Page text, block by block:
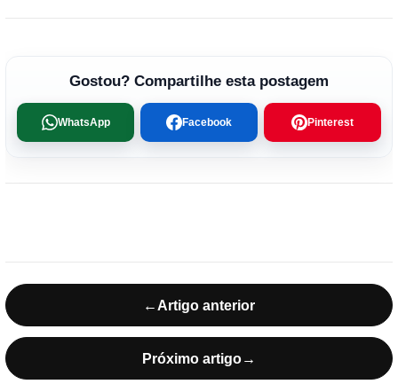
Gostou? Compartilhe esta postagem
WhatsApp Facebook Pinterest
← Artigo anterior
Próximo artigo→